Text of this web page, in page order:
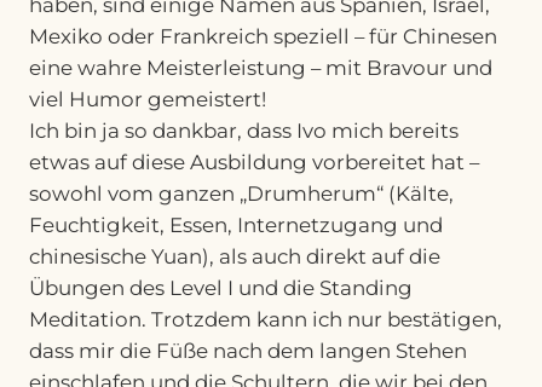
Mexiko oder Frankreich speziell – für Chinesen
eine wahre Meisterleistung – mit Bravour und
viel Humor gemeistert!
Ich bin ja so dankbar, dass Ivo mich bereits
etwas auf diese Ausbildung vorbereitet hat –
sowohl vom ganzen „Drumherum“ (Kälte,
Feuchtigkeit, Essen, Internetzugang und
chinesische Yuan), als auch direkt auf die
Übungen des Level I und die Standing
Meditation. Trotzdem kann ich nur bestätigen,
dass mir die Füße nach dem langen Stehen
einschlafen und die Schultern, die wir bei den